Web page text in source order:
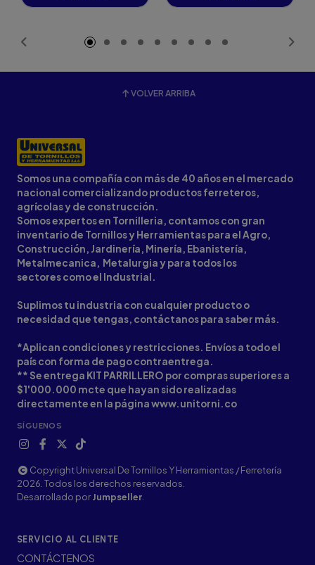
VOLVER ARRIBA
Somos una compañía con más de 40 años en el mercado
nacional comercializando productos ferreteros,
agrícolas y de construcción.
Somos expertos en Tornilleria, contamos con gran
inventario de Tornillos y Herramientas para el Agro,
Construcción, Jardinería, Minería, Ebanistería,
Metalmecanica, Metalurgia y para todos los
sectores como el Industrial.
Suplimos tu industria con cualquier producto o
necesidad que tengas, contáctanos para saber más.
*Aplican condiciones y restricciones. Envíos a todo el
país con forma de pago contraentrega.
** Se entrega KIT PARRILLERO por compras superiores a
$1'000.000 mcte que hayan sido realizadas
directamente en la página www.unitorni.co
SÍGUENOS
Copyright Universal De Tornillos Y Herramientas / Ferretería
2026. Todos los derechos reservados.
Desarrollado porJumpseller
SERVICIO AL CLIENTE
CONTÁCTENOS